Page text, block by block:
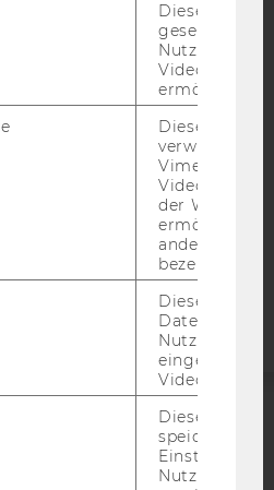
WEBSEITE
UND STUDIERENDE
Dieses
gesetzt, um
Nutzung des
Videoplayers
ermöglichen
Dieses
verwendet,
Vimeo-
der WU-
ermöglichen
andere nicht
bezeichnete
Dieses
Daten von
Videos
Dieses Cookie
speichert
Nutzer*in, zB.